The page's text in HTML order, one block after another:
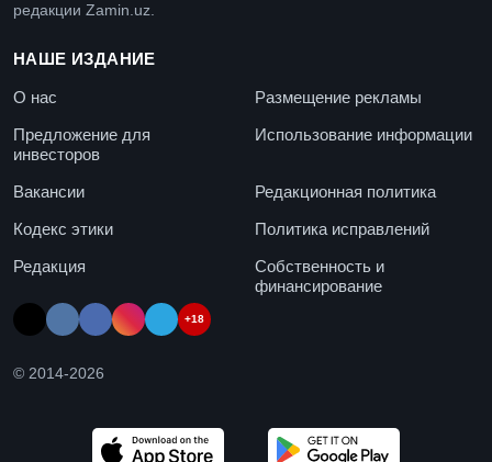
редакции Zamin.uz.
НАШЕ ИЗДАНИЕ
О нас
Размещение рекламы
Предложение для
инвесторов
Использование информации
Вакансии
Редакционная политика
Кодекс этики
Политика исправлений
Редакция
Собственность и
финансирование
+18
© 2014-2026